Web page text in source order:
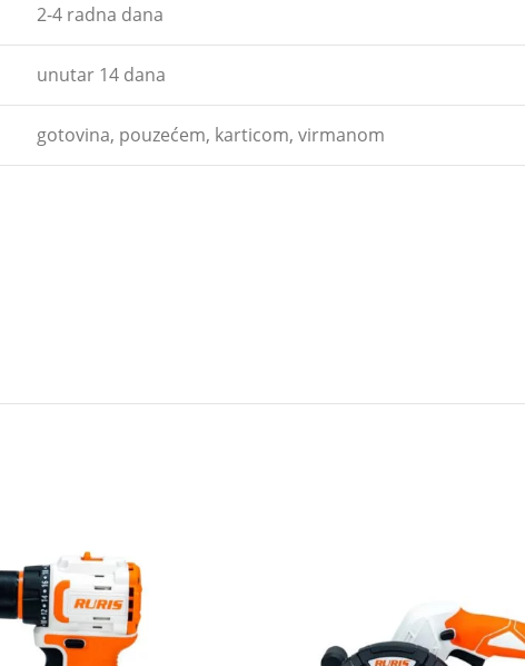
2-4 radna dana
unutar 14 dana
gotovina, pouzećem, karticom, virmanom